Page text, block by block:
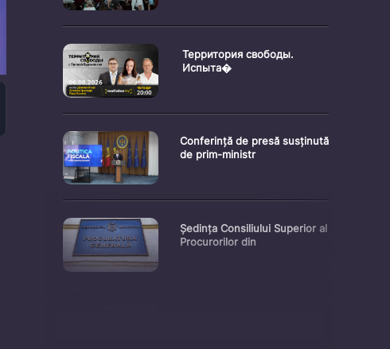
Территория свободы.
Испыта�
Conferință de presă susținută
de prim-ministr
Ședința Consiliului Superior al
Procurorilor din